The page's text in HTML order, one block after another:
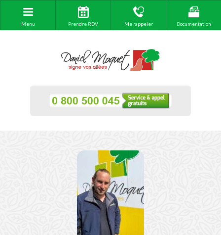
Menu Prendre RDV Me rappeler Documentation